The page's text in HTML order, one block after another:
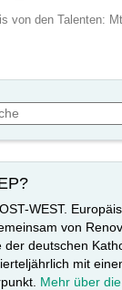
von den Talenten:
WEST.
von
der deutschen
mit
Mehr über